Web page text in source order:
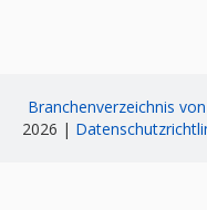
Branchenverzeichnis
2026 |